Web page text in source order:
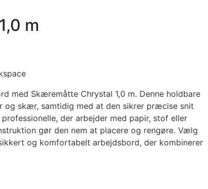
m
med Skæremåtte Chrystal 1,0 m. Denne holdbare
skær, samtidig med at den sikrer præcise snit
der arbejder med papir, stof eller
gør den nem at placere og rengøre. Vælg
og komfortabelt arbejdsbord, der kombinerer